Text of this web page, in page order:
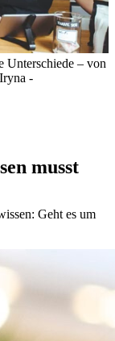
Unterschiede – von
Iryna -
musst
Geht es um